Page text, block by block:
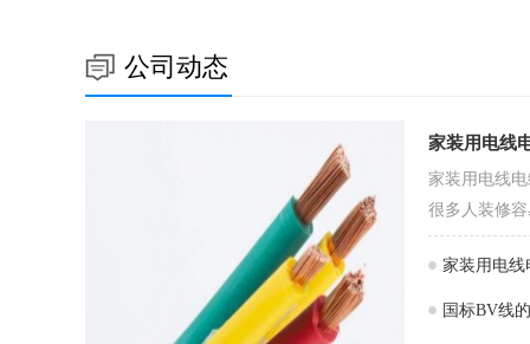
公司动态
家装用电线
家装用电线
很多人装修
家装用电线
国标BV线